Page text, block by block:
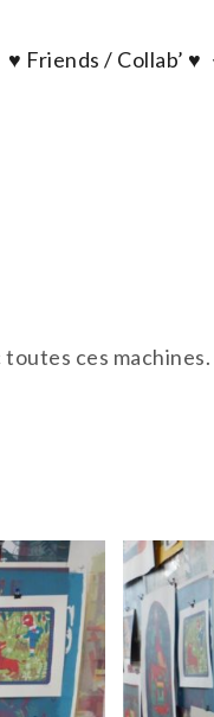
♥ Friends / Collab’ ♥
ces machines.